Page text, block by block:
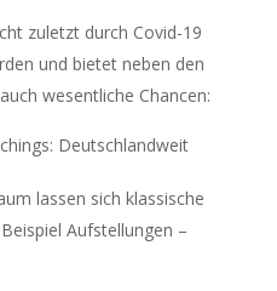
zuletzt durch Covid-19
und bietet neben den
wesentliche Chancen:
Deutschlandweit
lassen sich klassische
Aufstellungen –